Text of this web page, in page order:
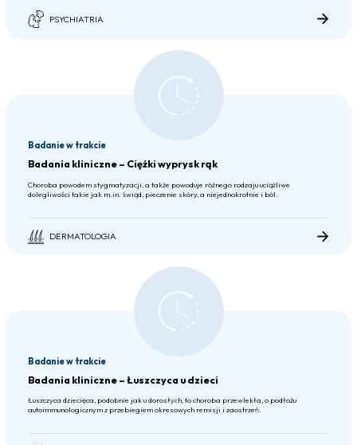
PSYCHIATRIA
Badanie w trakcie
Badania kliniczne – Ciężki wyprysk rąk
Choroba powodem stygmatyzacji, a także powoduje różnego rodzaju uciążliwe
dolegliwości takie jak m.in. świąd, pieczenie skóry, a niejednokrotnie i ból.
DERMATOLOGIA
Badanie w trakcie
Badania kliniczne – Łuszczyca u dzieci
Łuszczyca dziecięca, podobnie jak u dorosłych, to choroba przewlekła, o podłożu
autoimmunologicznym z przebiegiem okresowych remisji i zaostrzeń.